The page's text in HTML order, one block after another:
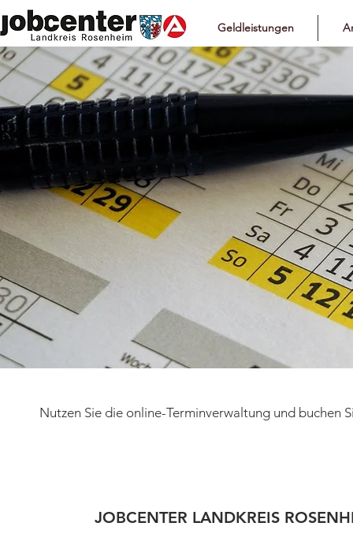
Geldleistungen
Nutzen Sie die online-Terminverwaltung und buchen
JOBCENTER LANDKREIS